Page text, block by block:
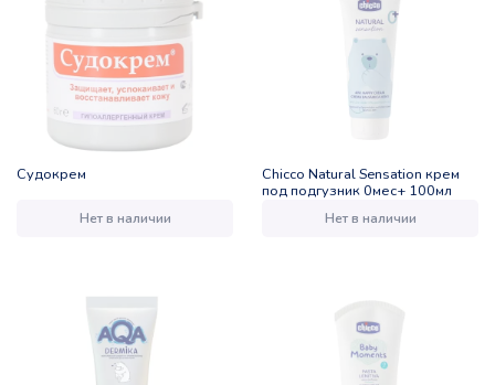
Судокрем
Нет в наличии
Chicco Natural Sensation крем
под подгузник 0мес+ 100мл
Нет в наличии